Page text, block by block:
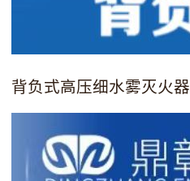
背负式高压细水雾灭火器